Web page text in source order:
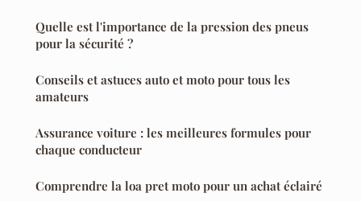
Quelle est l'importance de la pression des pneus
pour la sécurité ?
Conseils et astuces auto et moto pour tous les
amateurs
Assurance voiture : les meilleures formules pour
chaque conducteur
Comprendre la loa pret moto pour un achat éclairé